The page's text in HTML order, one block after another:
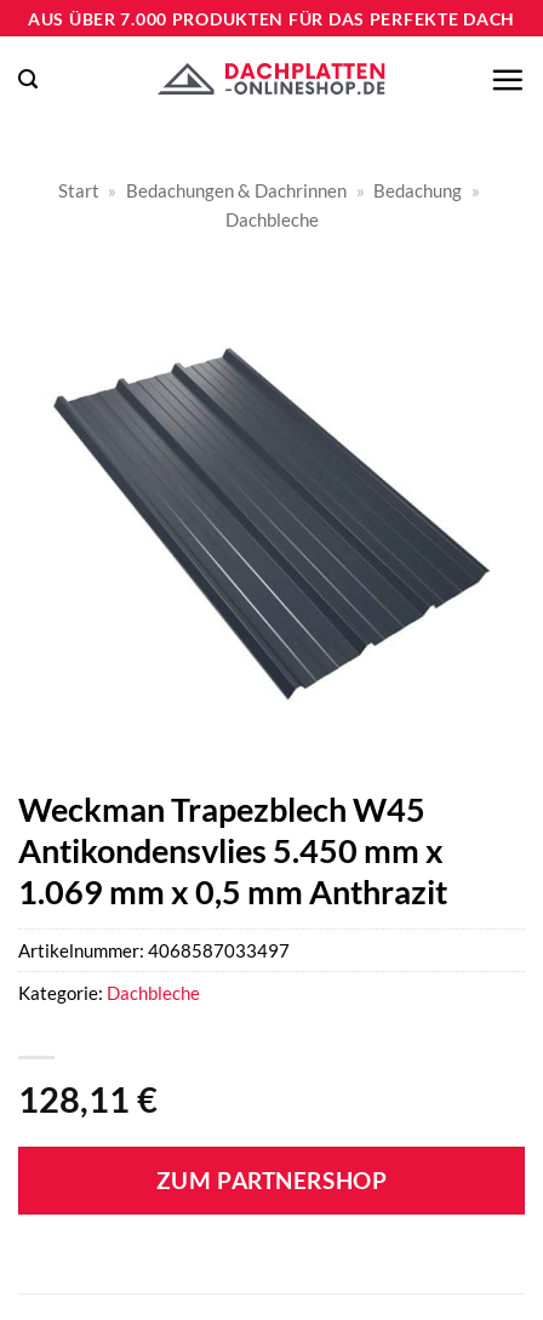
Zum
springen
AUS ÜBER 7.000 PRODUKTEN FÜR DAS PERFEKTE DACH
Start » Bedachungen & Dachrinnen » Bedachung »
Dachbleche
Weckman Trapezblech W45
Antikondensvlies 5.450 mm x
1.069 mm x 0,5 mm Anthrazit
128,11 €
ZUM PARTNERSHOP
Artikelnummer: 4068587033497
Kategorie: Dachbleche